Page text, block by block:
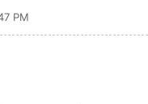
PM